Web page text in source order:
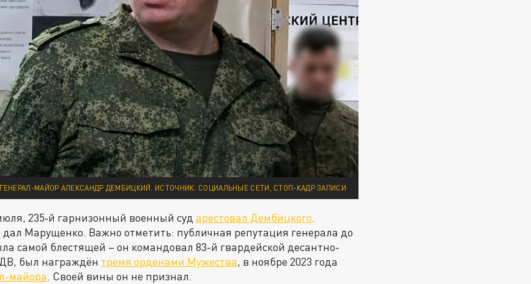
ГЕНЕРАЛ-МАЙОР АЛЕКСАНДР ДЕМБИЦКИЙ. ИСТОЧНИК: СОЦИАЛЬНЫЕ СЕТИ, СТОП-КАДР ЗАПИСИ
235‑й гарнизонный военный суд арестовал Дембицкого.
дал Марущенко. Важно отметить: публичная репутация генерала до
самой блестящей – он командовал 83-й гвардейской десантно-
был награждён тремя орденами Мужества, в ноябре 2023 года
майора. Своей вины он не признал.